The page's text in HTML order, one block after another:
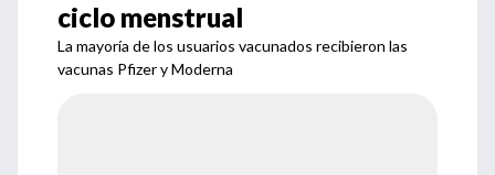
ciclo menstrual
La mayoría de los usuarios vacunados recibieron las
vacunas Pfizer y Moderna